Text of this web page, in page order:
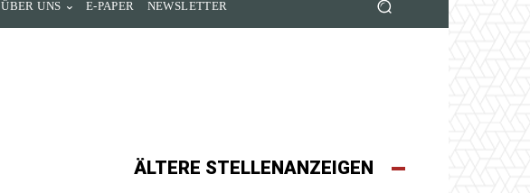
ÜBER UNS E-PAPER NEWSLETTER
ÄLTERE STELLENANZEIGEN